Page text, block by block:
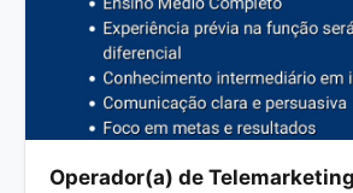
Operador(a) de Telemarketing